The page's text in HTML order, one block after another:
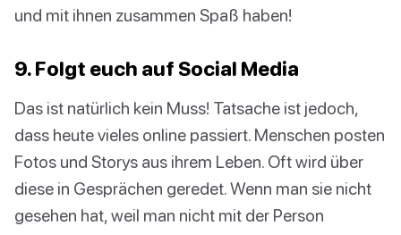
und mit ihnen zusammen Spaß haben!
9. Folgt euch auf Social Media
Das ist natürlich kein Muss! Tatsache ist jedoch,
dass heute vieles online passiert. Menschen posten
Fotos und Storys aus ihrem Leben. Oft wird über
diese in Gesprächen geredet. Wenn man sie nicht
gesehen hat, weil man nicht mit der Person